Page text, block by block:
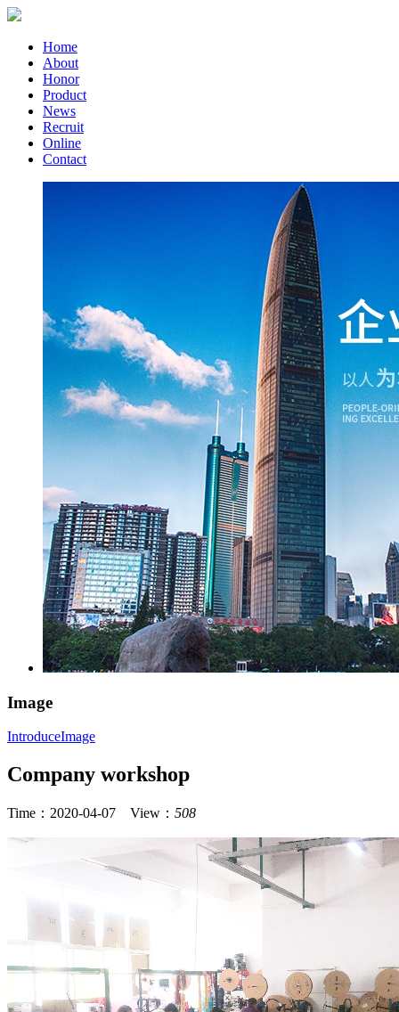
Home
About
Honor
Product
News
Recruit
Online
Contact
Image
IntroduceImage
Company workshop
Time：2020-04-07 View： 508